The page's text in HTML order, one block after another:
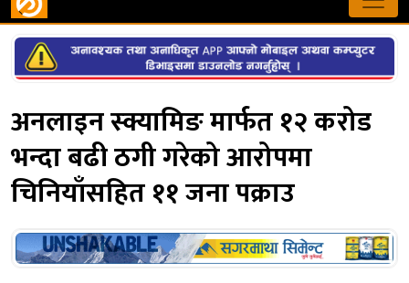
अनलाइन स्क्यामिङ मार्फत १२ करोड
भन्दा बढी ठगी गरेको आरोपमा
चिनियाँसहित ११ जना पक्राउ